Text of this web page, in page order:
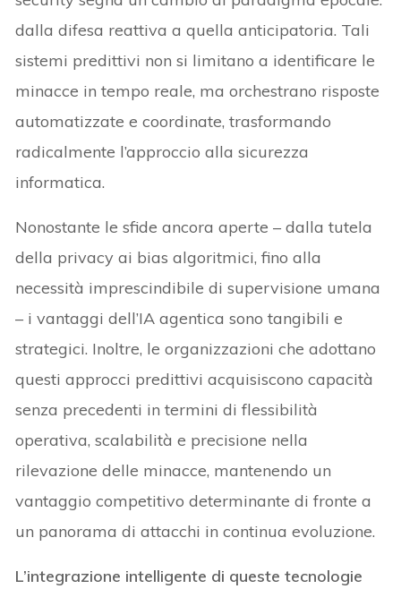
dalla difesa reattiva a quella anticipatoria. Tali
sistemi predittivi non si limitano a identificare le
minacce in tempo reale, ma orchestrano risposte
automatizzate e coordinate, trasformando
radicalmente l’approccio alla sicurezza
informatica.
Nonostante le sfide ancora aperte – dalla tutela
della privacy ai bias algoritmici, fino alla
necessità imprescindibile di supervisione umana
– i vantaggi dell’IA agentica sono tangibili e
strategici. Inoltre, le organizzazioni che adottano
questi approcci predittivi acquisiscono capacità
senza precedenti in termini di flessibilità
operativa, scalabilità e precisione nella
rilevazione delle minacce, mantenendo un
vantaggio competitivo determinante di fronte a
un panorama di attacchi in continua evoluzione.
L’integrazione intelligente di queste tecnologie